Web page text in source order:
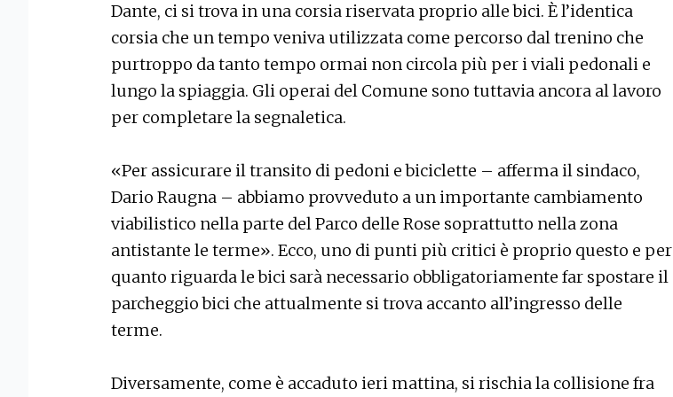
Dante, ci si trova in una corsia riservata proprio alle bici. È l’identica
corsia che un tempo veniva utilizzata come percorso dal trenino che
purtroppo da tanto tempo ormai non circola più per i viali pedonali e
lungo la spiaggia. Gli operai del Comune sono tuttavia ancora al lavoro
per completare la segnaletica.
«Per assicurare il transito di pedoni e biciclette – afferma il sindaco,
Dario Raugna – abbiamo provveduto a un importante cambiamento
viabilistico nella parte del Parco delle Rose soprattutto nella zona
antistante le terme». Ecco, uno di punti più critici è proprio questo e per
quanto riguarda le bici sarà necessario obbligatoriamente far spostare il
parcheggio bici che attualmente si trova accanto all’ingresso delle
terme.
Diversamente, come è accaduto ieri mattina, si rischia la collisione fra